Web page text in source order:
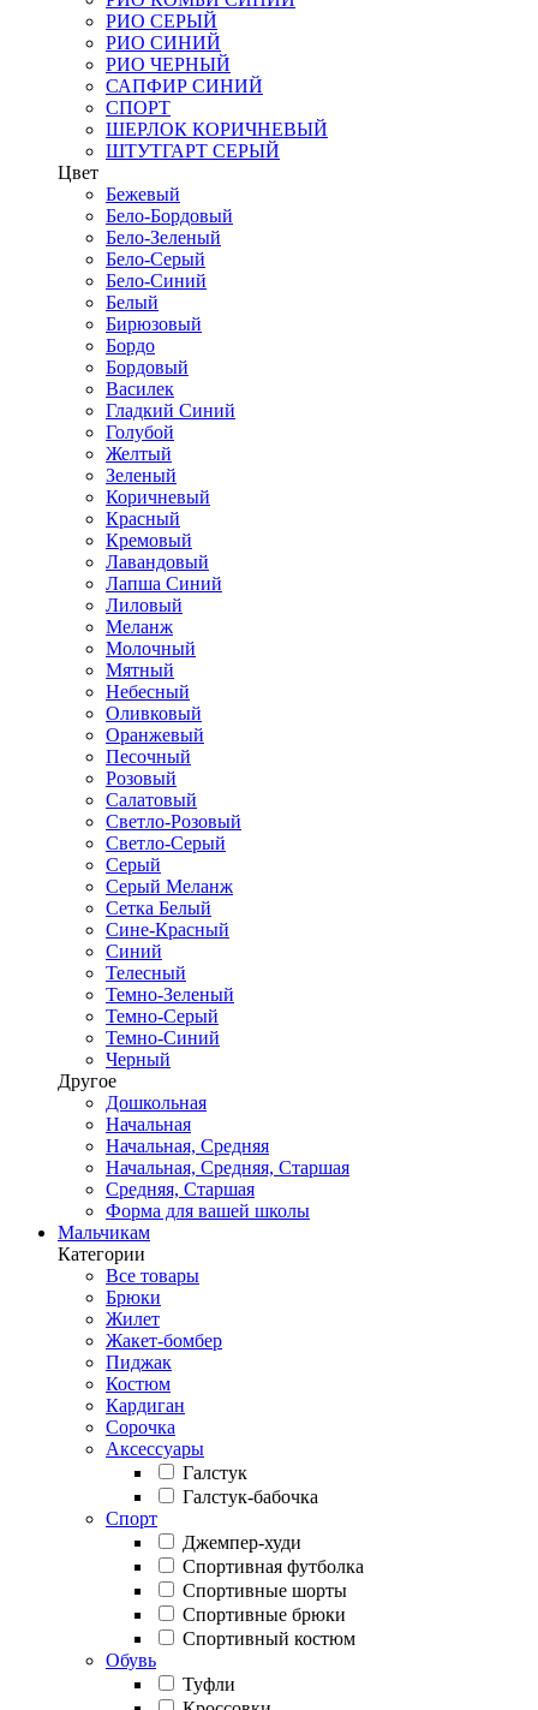
РИО СЕРЫЙ
РИО СИНИЙ
РИО ЧЕРНЫЙ
САПФИР СИНИЙ
СПОРТ
ШЕРЛОК КОРИЧНЕВЫЙ
ШТУТГАРТ СЕРЫЙ
Цвет
Бежевый
Бело-Бордовый
Бело-Зеленый
Бело-Серый
Бело-Синий
Белый
Бирюзовый
Бордо
Бордовый
Василек
Гладкий Синий
Голубой
Желтый
Зеленый
Коричневый
Красный
Кремовый
Лавандовый
Лапша Синий
Лиловый
Меланж
Молочный
Мятный
Небесный
Оливковый
Оранжевый
Песочный
Розовый
Салатовый
Светло-Розовый
Светло-Серый
Серый
Серый Меланж
Сетка Белый
Сине-Красный
Синий
Телесный
Темно-Зеленый
Темно-Серый
Темно-Синий
Черный
Другое
Дошкольная
Начальная
Начальная, Средняя
Начальная, Средняя, Старшая
Средняя, Старшая
Форма для вашей школы
Мальчикам
Категории
Все товары
Брюки
Жилет
Жакет-бомбер
Пиджак
Костюм
Кардиган
Сорочка
Аксессуары
Галстук
Галстук-бабочка
Спорт
Джемпер-худи
Спортивная футболка
Спортивные шорты
Спортивные брюки
Спортивный костюм
Обувь
Туфли